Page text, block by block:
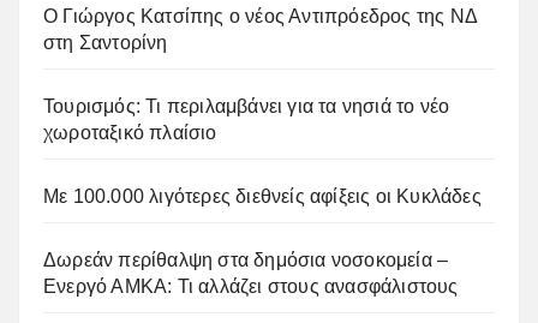
Ο Γιώργος Κατσίπης ο νέος Αντιπρόεδρος της ΝΔ
στη Σαντορίνη
Τουρισμός: Τι περιλαμβάνει για τα νησιά το νέο
χωροταξικό πλαίσιο
Με 100.000 λιγότερες διεθνείς αφίξεις οι Κυκλάδες
Δωρεάν περίθαλψη στα δημόσια νοσοκομεία –
Ενεργό ΑΜΚΑ: Τι αλλάζει στους ανασφάλιστους